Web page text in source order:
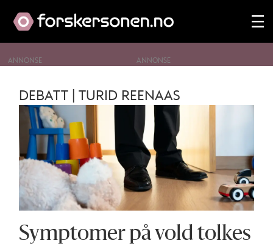
Tag:
adhd
ANNONSE
DEBATT | TURID REENAAS
Symptomer på vold tolkes